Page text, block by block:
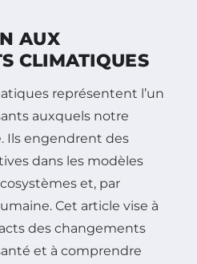
AUX
CLIMATIQUES
représentent l’un
auxquels notre
Ils engendrent des
dans les modèles
et, par
Cet article vise à
des changements
et à comprendre